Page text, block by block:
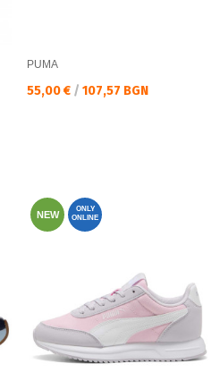
PUMA
Текуща цена:
55,00 € / 107,57 BGN
NEW
ONLY
ONLINE